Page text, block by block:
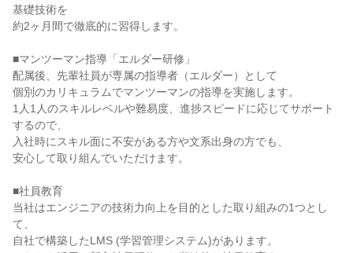
基礎技術を
約2ヶ月間で徹底的に習得します。
■マンツーマン指導「エルダー研修」
配属後、先輩社員が専属の指導者（エルダー）として
個別のカリキュラムでマンツーマンの指導を実施します。
1人1人のスキルレベルや難易度、進捗スピードに応じてサポート
するので、
入社時にスキル面に不安がある方や文系出身の方でも、
安心して取り組んでいただけます。
■社員教育
当社はエンジニアの技術力向上を目的とした取り組みの1つとし
て、
自社で構築したLMS (学習管理システム)があります。